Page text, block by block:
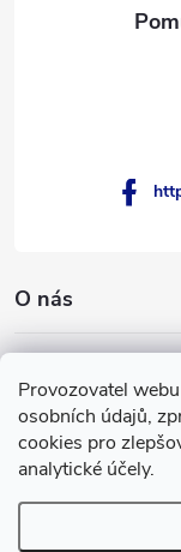
Provozovatel
osobních údajů,
cookies pro
analytické účely.
O nás
Facebook